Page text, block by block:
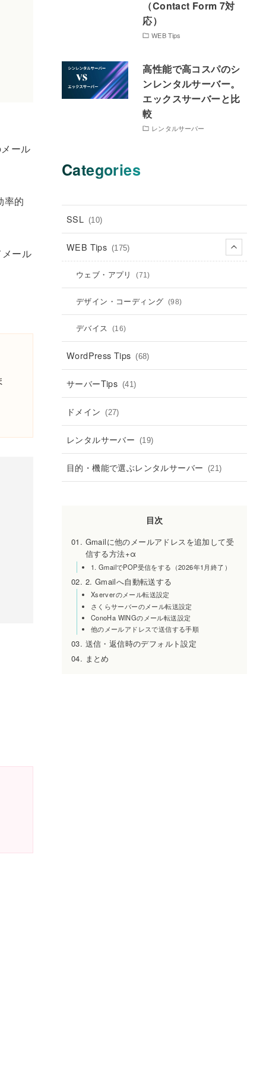
ール
率的
ール
（Contact Form 7対
応）
WEB Tips
高性能で高コスパのシ
ンレンタルサーバー。
エックスサーバーと比
較
レンタルサーバー
Categories
SSL (10)
WEB Tips (175)
ウェブ・アプリ (71)
デザイン・コーディング (98)
デバイス (16)
WordPress Tips (68)
サーバーTips (41)
ドメイン (27)
レンタルサーバー (19)
目的・機能で選ぶレンタルサーバー (21)
目次
Gmailに他のメールアドレスを追加して受
信する方法+α
1. GmailでPOP受信をする（2026年1月終了）
2. Gmailへ自動転送する
Xserverのメール転送設定
さくらサーバーのメール転送設定
ConoHa WINGのメール転送設定
他のメールアドレスで送信する手順
送信・返信時のデフォルト設定
まとめ